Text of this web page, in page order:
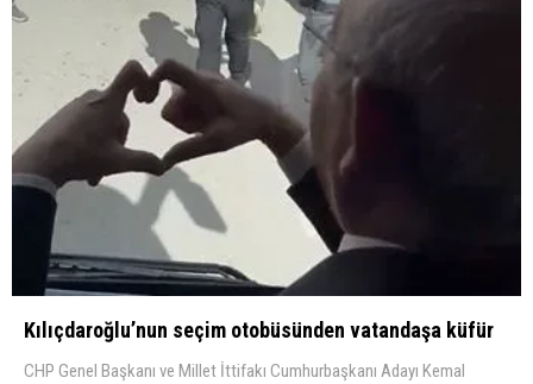
Kılıçdaroğlu’nun seçim otobüsünden vatandaşa küfür
CHP Genel Başkanı ve Millet İttifakı Cumhurbaşkanı Adayı Kemal